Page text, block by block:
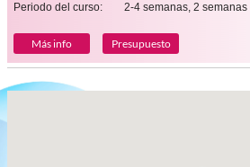
Periodo del curso:
2-4 semanas, 2 semanas
Más info Presupuesto